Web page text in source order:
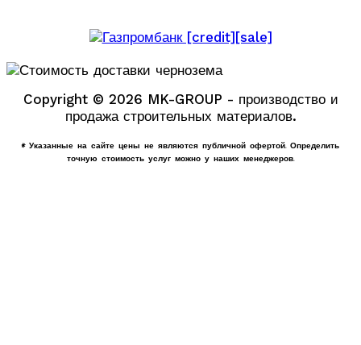
Copyright © 2026 MK-GROUP - производство и
продажа строительных материалов.
* Указанные на сайте цены не являются публичной офертой. Определить
точную стоимость услуг можно у наших менеджеров.